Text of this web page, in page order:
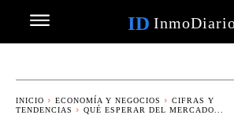
ID
INICIO ECONOMÍA Y NEGOCIOS
CIFRAS Y
TENDENCIAS
QUÉ ESPERAR DEL MERCADO...